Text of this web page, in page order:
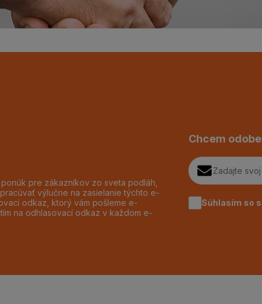
pre zákazníkov zo sveta podláh,
výlučne na zasielanie týchto e-
odkaz, ktorý vám pošleme e-
na odhlasovací odkaz v každom e-
Chcem
Súhlasím so